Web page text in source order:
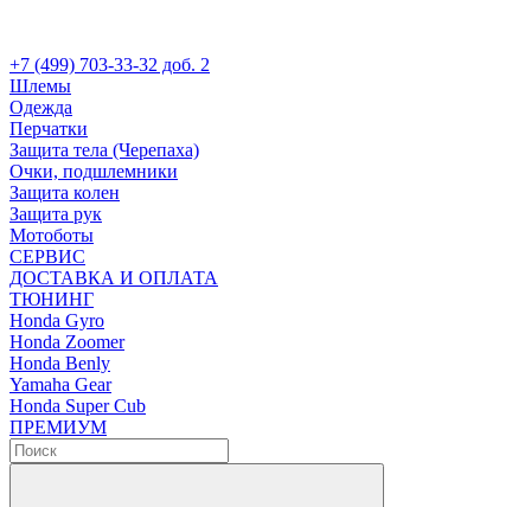
+7 (499) 703-33-32 доб. 2
Шлемы
Одежда
Перчатки
Защита тела (Черепаха)
Очки, подшлемники
Защита колен
Защита рук
Мотоботы
СЕРВИС
ДОСТАВКА И ОПЛАТА
ТЮНИНГ
Honda Gyro
Honda Zoomer
Honda Benly
Yamaha Gear
Honda Super Cub
ПРЕМИУМ